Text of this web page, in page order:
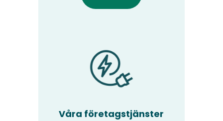
Våra företagstjänster